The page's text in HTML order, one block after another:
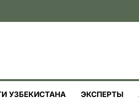
УЗБЕКИСТАНА ЭКСПЕРТЫ